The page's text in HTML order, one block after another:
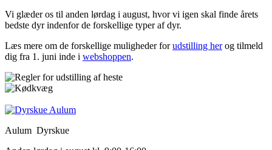
Vi glæder os til anden lørdag i august, hvor vi igen skal finde årets
bedste dyr indenfor de forskellige typer af dyr.
Læs mere om de forskellige muligheder forudstilling herog tilmeld
dig fra 1. juni inde i webshoppen.
Aulum Dyrskue